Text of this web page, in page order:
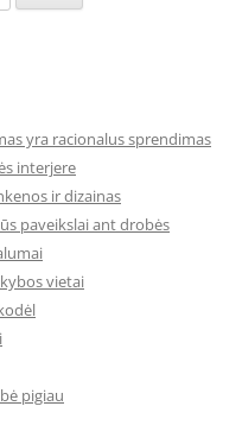
yra racionalus sprendimas
interjere
ir dizainas
paveikslai ant drobės
vietai
pigiau